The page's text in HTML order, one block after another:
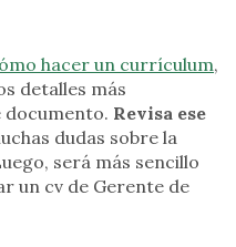
hacer un currículum,
detalles más
Revisa ese
dudas sobre la
será más sencillo
un cv de Gerente de